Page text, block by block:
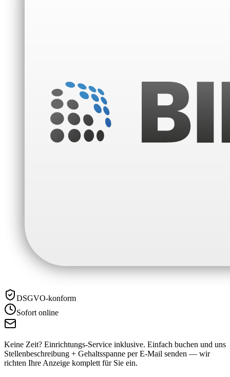
DSGVO-konform
Sofort online
Keine Zeit? Einrichtungs-Service inklusive. Einfach buchen und uns
Stellenbeschreibung + Gehaltsspanne per E-Mail senden — wir
richten Ihre Anzeige komplett für Sie ein.